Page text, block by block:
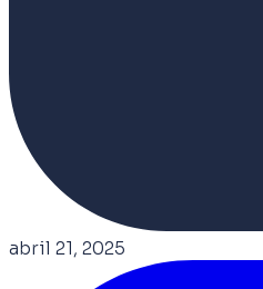
abril 21, 2025